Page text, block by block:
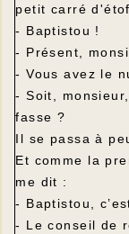
petit carré
- Baptistou !
- Présent,
- Vous avez le
- Soit,
fasse ?
Il se passa à
Et comme la
me dit :
- Baptistou,
- Le conseil de